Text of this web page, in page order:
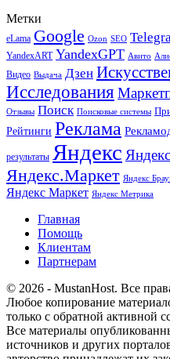
Метки
eLama Google Ozon SEO
YandexART YandexGPT Авито
Видео Выдача Дзен
Исследования
Отзывы Поиск Поисковые системы
Рейтинги Реклама
результаты Яндекс
Яндекс.Маркет Яндекс
Яндекс Маркет Яндекс Метрика
Главная
Помощь
Клиентам
Партнерам
© 2026 - MustanHost. Все
Любое копирование
только с обратной активной
Все материалы
источников и других